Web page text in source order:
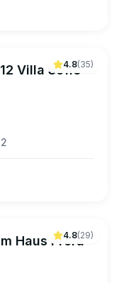
4.8(35)
Villa Sofie
2
4.8(29)
Haus Prora